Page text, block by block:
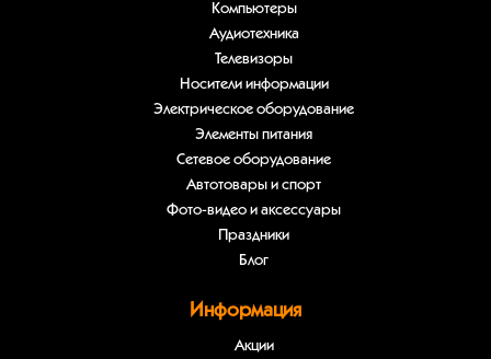
Компьютеры
Аудиотехника
Телевизоры
Носители информации
Электрическое оборудование
Элементы питания
Сетевое оборудование
Автотовары и спорт
Фото-видео и аксессуары
Праздники
Блог
Информация
Акции